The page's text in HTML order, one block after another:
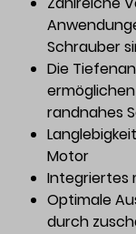
Schrauber
Die
randnahes
Motor
Integriertes
Optimale
durch